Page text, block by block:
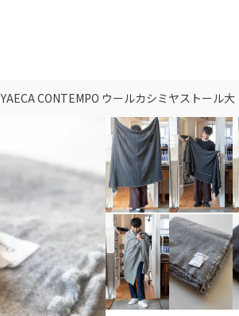
YAECA CONTEMPO ウールカシミヤストール大